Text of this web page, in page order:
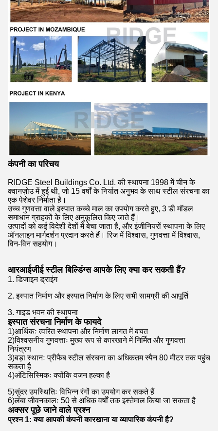
कंपनी का परिचय
RIDGE Steel Buildings Co. Ltd. की स्थापना 1998 में चीन के
क्वानज़ोउ में हुई थी, जो 15 वर्षों के निर्यात अनुभव के साथ स्टील संरचना का
एक पेशेवर निर्माता है।
उच्च गुणवत्ता वाले इस्पात कच्चे माल का उपयोग करते हुए, 3 डी मॉडल
समाधान ग्राहकों के लिए अनुकूलित किए जाते हैं।
उत्पादों को कई विदेशी देशों में बेचा जाता है, और इंजीनियरों स्थापना के लिए
ऑनलाइन मार्गदर्शन प्रदान करते हैं। रिज में विश्वास, गुणवत्ता में विश्वास,
विन-विन सहयोग।
आरआईजीई स्टील बिल्डिंग्स आपके लिए क्या कर सकती हैं?
1. डिजाइन ड्राइंग
2. इस्पात निर्माण और इस्पात निर्माण के लिए सभी सामग्री की आपूर्ति
3. गाइड भवन की स्थापना
इस्पात संरचना निर्माण के फायदे
1)आर्थिकः त्वरित स्थापना और निर्माण लागत में बचत
2)विश्वसनीय गुणवत्ताः मुख्य रूप से कारखाने में निर्मित और गुणवत्ता
नियंत्रण
3)बड़ा स्थानः प्रीफैब स्टील संरचना का अधिकतम स्पैन 80 मीटर तक पहुंच
सकता है
4)अंटिसिस्मिकः क्योंकि वजन हल्का है
5)सुंदर उपस्थितिः विभिन्न रंगों का उपयोग कर सकते हैं
6)लंबा जीवनकालः 50 से अधिक वर्षों तक इस्तेमाल किया जा सकता है
अक्सर पूछे जाने वाले प्रश्न
प्रश्न 1: क्या आपकी कंपनी कारखाना या व्यापारिक कंपनी है?